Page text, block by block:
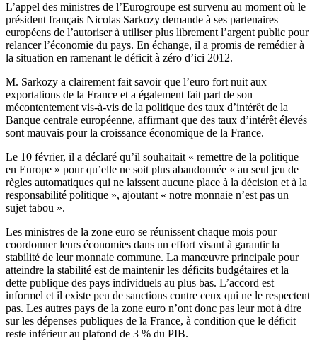
L’appel des ministres de l’Eurogroupe est survenu au moment où le
président français Nicolas Sarkozy demande à ses partenaires
européens de l’autoriser à utiliser plus librement l’argent public pour
relancer l’économie du pays. En échange, il a promis de remédier à
la situation en ramenant le déficit à zéro d’ici 2012.
M. Sarkozy a clairement fait savoir que l’euro fort nuit aux
exportations de la France et a également fait part de son
mécontentement vis-à-vis de la politique des taux d’intérêt de la
Banque centrale européenne, affirmant que des taux d’intérêt élevés
sont mauvais pour la croissance économique de la France.
Le 10 février, il a déclaré qu’il souhaitait « remettre de la politique
en Europe » pour qu’elle ne soit plus abandonnée « au seul jeu de
règles automatiques qui ne laissent aucune place à la décision et à la
responsabilité politique », ajoutant « notre monnaie n’est pas un
sujet tabou ».
Les ministres de la zone euro se réunissent chaque mois pour
coordonner leurs économies dans un effort visant à garantir la
stabilité de leur monnaie commune. La manœuvre principale pour
atteindre la stabilité est de maintenir les déficits budgétaires et la
dette publique des pays individuels au plus bas. L’accord est
informel et il existe peu de sanctions contre ceux qui ne le respectent
pas. Les autres pays de la zone euro n’ont donc pas leur mot à dire
sur les dépenses publiques de la France, à condition que le déficit
reste inférieur au plafond de 3 % du PIB.